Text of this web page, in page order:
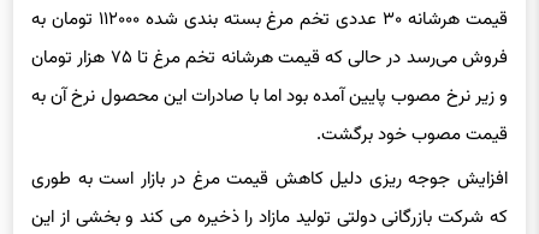
قیمت هرشانه ۳۰ عددی تخم مرغ بسته بندی شده ۱۱۲۰۰۰ تومان به
فروش می‌رسد در حالی که قیمت هرشانه تخم مرغ تا ۷۵ هزار تومان
و زیر نرخ مصوب پایین آمده بود اما با صادرات این محصول نرخ آن به
قیمت مصوب خود برگشت.
افزایش جوجه ریزی دلیل کاهش قیمت مرغ در بازار است به طوری
که شرکت بازرگانی دولتی تولید مازاد را ذخیره می کند و بخشی از این